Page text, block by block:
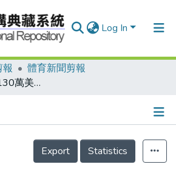
Log In
報
體育新聞剪報
鹽湖城報告出爐130萬美元賄賂23委員 /日媒體公開受賄黑名單美國赫爾米克等三委員 接受長野招待特別突出
Details
Export
Statistics